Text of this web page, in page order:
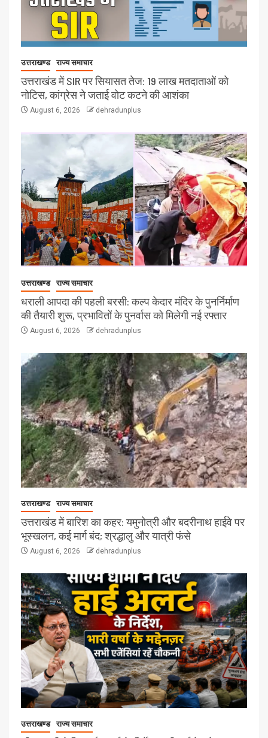
उत्तराखण्ड राज्य समाचार
उत्तराखंड में SIR पर सियासत तेज: 19 लाख मतदाताओं को
नोटिस, कांग्रेस ने जताई वोट कटने की आशंका
August 6, 2026 dehradunplus
उत्तराखण्ड राज्य समाचार
धराली आपदा की पहली बरसी: कल्प केदार मंदिर के पुनर्निर्माण
की तैयारी शुरू, प्रभावितों के पुनर्वास को मिलेगी नई रफ्तार
August 6, 2026 dehradunplus
उत्तराखण्ड राज्य समाचार
उत्तराखंड में बारिश का कहर: यमुनोत्री और बदरीनाथ हाईवे पर
भूस्खलन, कई मार्ग बंद; श्रद्धालु और यात्री फंसे
August 6, 2026 dehradunplus
उत्तराखण्ड राज्य समाचार